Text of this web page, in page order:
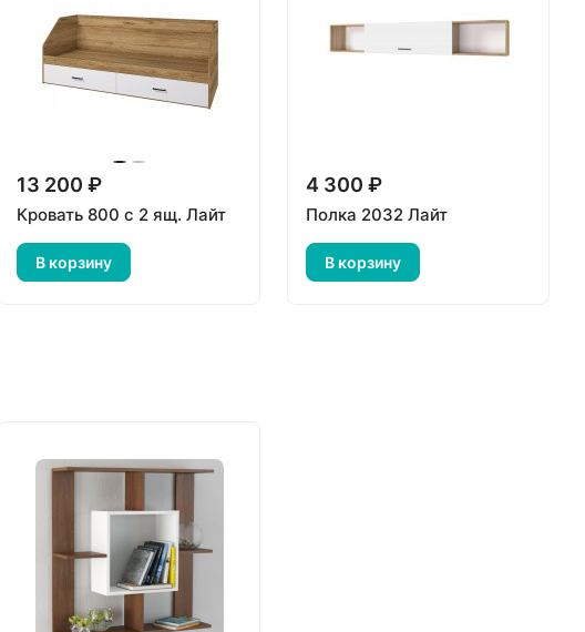
13 200 ₽
Кровать 800 с 2 ящ. Лайт
В корзину
4 300 ₽
Полка 2032 Лайт
В корзину